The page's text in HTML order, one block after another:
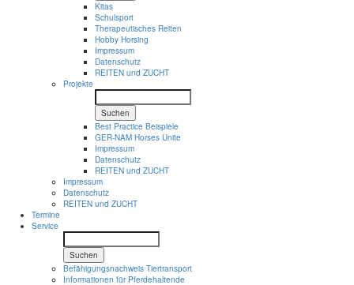
Kitas
Schulsport
Therapeutisches Reiten
Hobby Horsing
Impressum
Datenschutz
REITEN und ZUCHT
Projekte
Suchen
Best Practice Beispiele
GER-NAM Horses Unite
Impressum
Datenschutz
REITEN und ZUCHT
Impressum
Datenschutz
REITEN und ZUCHT
Termine
Service
Suchen
Befähigungsnachweis Tiertransport
Informationen für Pferdehaltende